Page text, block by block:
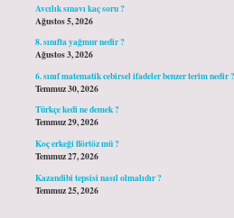
Avcılık sınavı kaç soru ?
Ağustos 5, 2026
8. sınıfta yağmur nedir ?
Ağustos 3, 2026
6. sınıf matematik cebirsel ifadeler benzer terim nedir ?
Temmuz 30, 2026
Türkçe kedi ne demek ?
Temmuz 29, 2026
Koç erkeği flörtöz mü ?
Temmuz 27, 2026
Kazandibi tepsisi nasıl olmalıdır ?
Temmuz 25, 2026